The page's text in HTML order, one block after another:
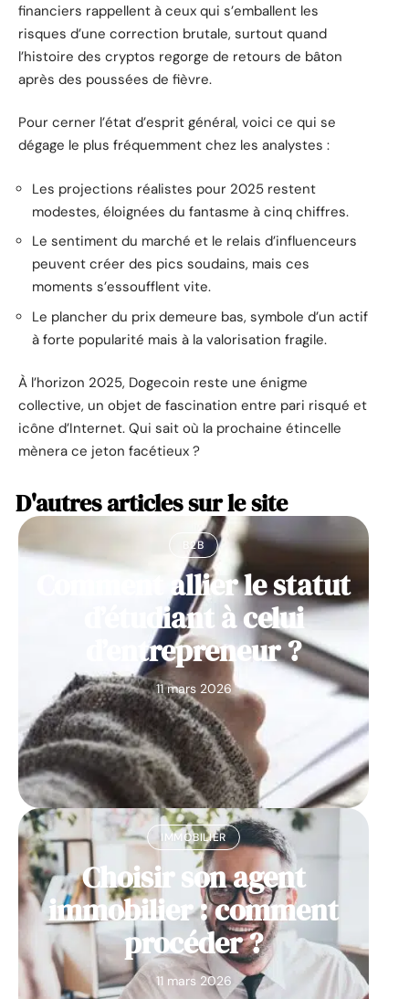
financiers rappellent à ceux qui s’emballent les
risques d’une correction brutale, surtout quand
l’histoire des cryptos regorge de retours de bâton
après des poussées de fièvre.
Pour cerner l’état d’esprit général, voici ce qui se
dégage le plus fréquemment chez les analystes :
Les projections réalistes pour 2025 restent
modestes, éloignées du fantasme à cinq chiffres.
Le sentiment du marché et le relais d’influenceurs
peuvent créer des pics soudains, mais ces
moments s’essoufflent vite.
Le plancher du prix demeure bas, symbole d’un actif
à forte popularité mais à la valorisation fragile.
À l’horizon 2025, Dogecoin reste une énigme
collective, un objet de fascination entre pari risqué et
icône d’Internet. Qui sait où la prochaine étincelle
mènera ce jeton facétieux ?
D'autres articles sur le site
B2B
Comment allier le statut
d’étudiant à celui
d’entrepreneur ?
11 mars 2026
IMMOBILIER
Choisir son agent
immobilier : comment
procéder ?
11 mars 2026